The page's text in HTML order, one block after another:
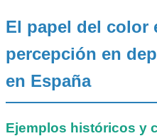
El papel del color
percepción en
en España
Ejemplos históricos y